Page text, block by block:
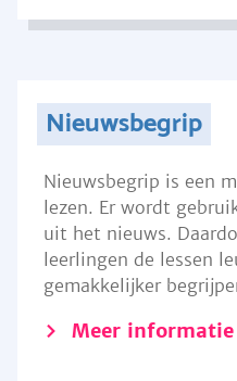
Nieuwsbegrip
Nieuwsbegrip is een
lezen. Er wordt
uit het nieuws.
leerlingen de lessen
gemakkelijker
Meer informatie